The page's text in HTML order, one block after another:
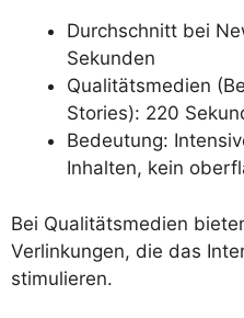
Durchschnitt bei
Sekunden
Qualitätsmedien
Stories): 220
Bedeutung:
Inhalten, kein
Bei Qualitätsmedien
Verlinkungen, die das
stimulieren.